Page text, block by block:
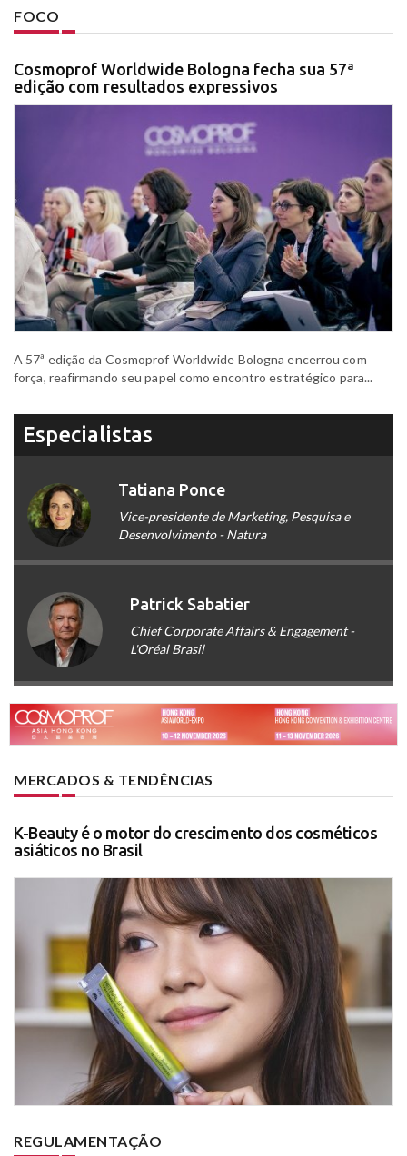
FOCO
Cosmoprof Worldwide Bologna fecha sua 57ª
edição com resultados expressivos
A 57ª edição da Cosmoprof Worldwide Bologna encerrou com
força, reafirmando seu papel como encontro estratégico para...
Especialistas
Tatiana Ponce
Vice-presidente de Marketing, Pesquisa e
Desenvolvimento - Natura
Patrick Sabatier
Chief Corporate Affairs & Engagement -
L'Oréal Brasil
MERCADOS & TENDÊNCIAS
K-Beauty é o motor do crescimento dos cosméticos
asiáticos no Brasil
REGULAMENTAÇÃO